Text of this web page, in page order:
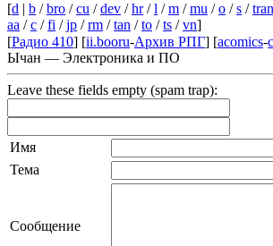
[d | b /bro /cu /dev /hr/l /m /mu /o /s /tran
aa /c /fi /jp /rm /tan /to /ts /vn]
[Радио 410] [ii.booru-Архив РПГ] [acomics-
Ычан — Электроника и ПО
Leave these fields empty (spam trap):
Имя
Тема
Сообщение